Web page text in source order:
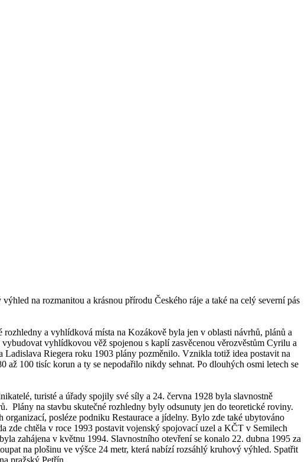
na rozmanitou a krásnou přírodu Českého ráje a také na celý severní pás
a vyhlídková místa na Kozákově byla jen v oblasti návrhů, plánů a
vyhlídkovou věž spojenou s kaplí zasvěcenou věrozvěstům Cyrilu a
Riegera roku 1903 plány pozměnilo. Vznikla totiž idea postavit na
100 tisíc korun a ty se nepodařilo nikdy sehnat. Po dlouhých osmi letech se
turisté a úřady spojily své síly a 24. června 1928 byla slavnostně
Plány na stavbu skutečné rozhledny byly odsunuty jen do teoretické roviny.
posléze podniku Restaurace a jídelny. Bylo zde také ubytováno
zde chtěla v roce 1993 postavit vojenský spojovací uzel a KČT v Semilech
zahájena v květnu 1994. Slavnostního otevření se konalo 22. dubna 1995 za
na plošinu ve výšce 24 metr, která nabízí rozsáhlý kruhový výhled. Spatřit
pražský Petřín